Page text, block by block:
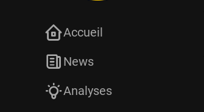
Accueil
News
Analyses